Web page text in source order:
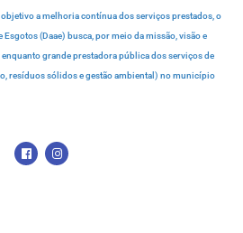
a melhoria contínua dos serviços prestados, o
(Daae) busca, por meio da missão, visão e
grande prestadora pública dos serviços de
resíduos sólidos e gestão ambiental) no município